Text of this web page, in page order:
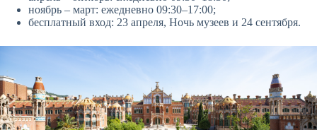
ноябрь – март: ежедневно 09:30–17:00;
бесплатный вход: 23 апреля, Ночь музеев и 24 сентября.